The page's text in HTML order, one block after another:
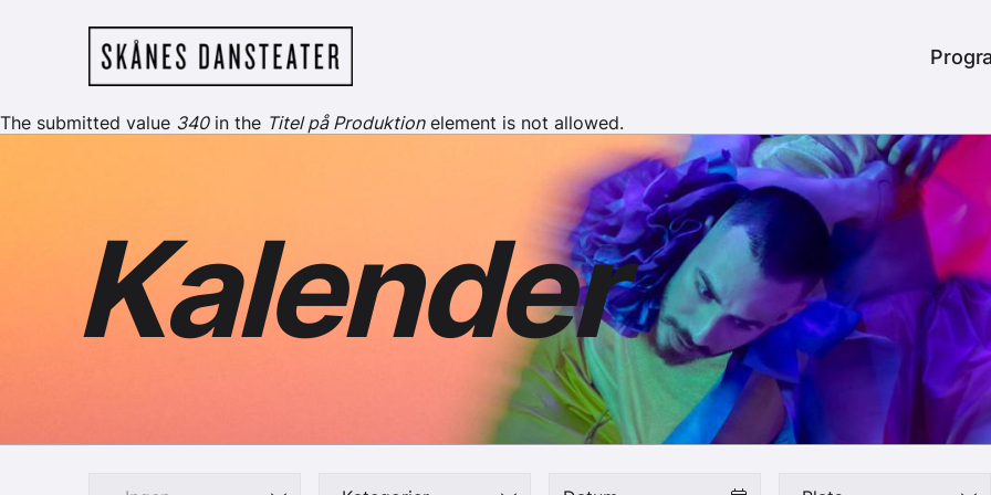
Skånes Dansteater
Header
Felmeddelande
The submitted value 340in the Titel på Produktionelement is not allowed.
Kalender